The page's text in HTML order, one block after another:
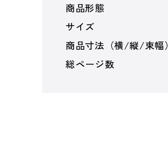
商品形態
サイズ
商品寸法（横/縦/束幅）
総ページ数